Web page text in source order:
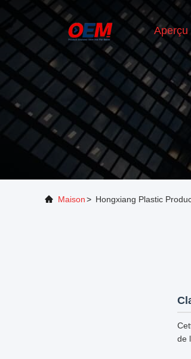
Aperçu
Maison> Hongxiang Plastic
de